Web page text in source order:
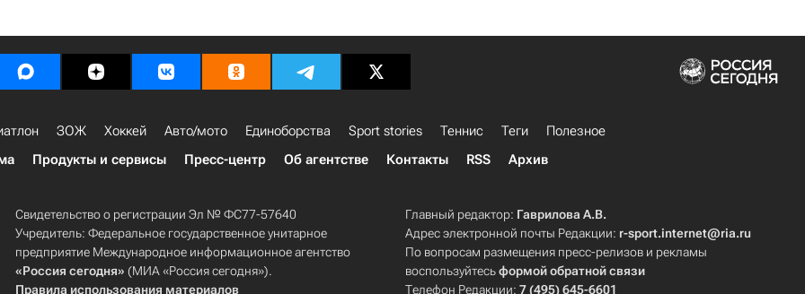
ЗОЖ Хоккей Авто/мото Единоборства Sport stories Теннис Теги
Полезное
Продукты и сервисы Пресс-центр Об агентстве Контакты RSS Архив
Свидетельство о регистрации Эл № ФС77-57640
Учредитель: Федеральное государственное унитарное
предприятие Международное информационное агентство
«Россия сегодня» (МИА «Россия сегодня»).
Правила использования материалов
Главный редактор: Гаврилова А.В.
Адрес электронной почты Редакции: r-sport.internet@ria.ru
По вопросам размещения пресс-релизов и рекламы
воспользуйтесьформой обратной связи
Телефон Редакции:7 (495) 645-6601